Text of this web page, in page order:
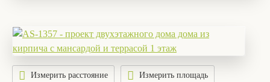
Измерить расстояние Измерить площадь